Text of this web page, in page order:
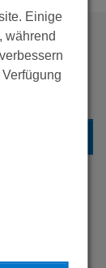
Einige
während